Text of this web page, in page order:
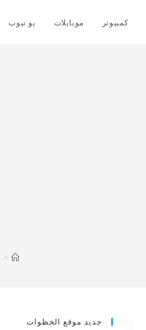
كمبيوتر موبايلات يو تيوب
>
جديد موقع الخظوات